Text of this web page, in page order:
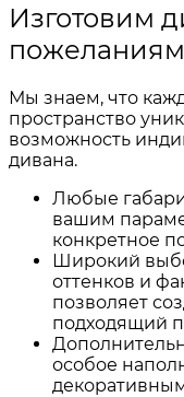
Изготовим
Мы знаем, что
пространство
возможность
дивана.
Любые
вашим
конкретное
Широкий
оттенков и
позволяет
подходящий
особое